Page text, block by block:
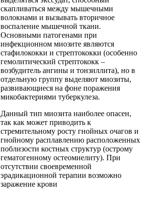
скапливаться между мышечными
волокнами и вызывать вторичное
воспаление мышечной ткани.
Основными патогенами при
инфекционном миозите являются
стафилококки и стрептококки (особенно
гемолитический стрептококк –
возбудитель ангины и тонзиллита), но в
отдельную группу выделяют миозиты,
развивающиеся на фоне поражения
микобактериями туберкулеза.
Данный тип миозита наиболее опасен,
так как может приводить к
стремительному росту гнойных очагов и
гнойному расплавлению расположенных
поблизости костных структур (острому
гематогенному остеомиелиту). При
отсутствии своевременной
эрадикационной терапии возможно
заражение крови